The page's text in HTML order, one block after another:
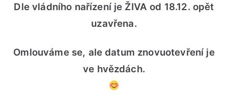
Dle vládního nařízení je ŽIVA od 18.12. opět
uzavřena.
Omlouváme se, ale datum znovuotevření je
ve hvězdách.